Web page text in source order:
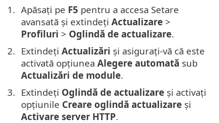
Apăsați pe F5 pentru a accesa Setare
avansată și extindeți Actualizare >
Profiluri > Oglindă de actualizare.
Extindeți Actualizări și asigurați-vă că este
activată opțiunea Alegere automată sub
Actualizări de module.
Extindeți Oglindă de actualizare și activați
opțiunile Creare oglindă actualizare și
Activare server HTTP.